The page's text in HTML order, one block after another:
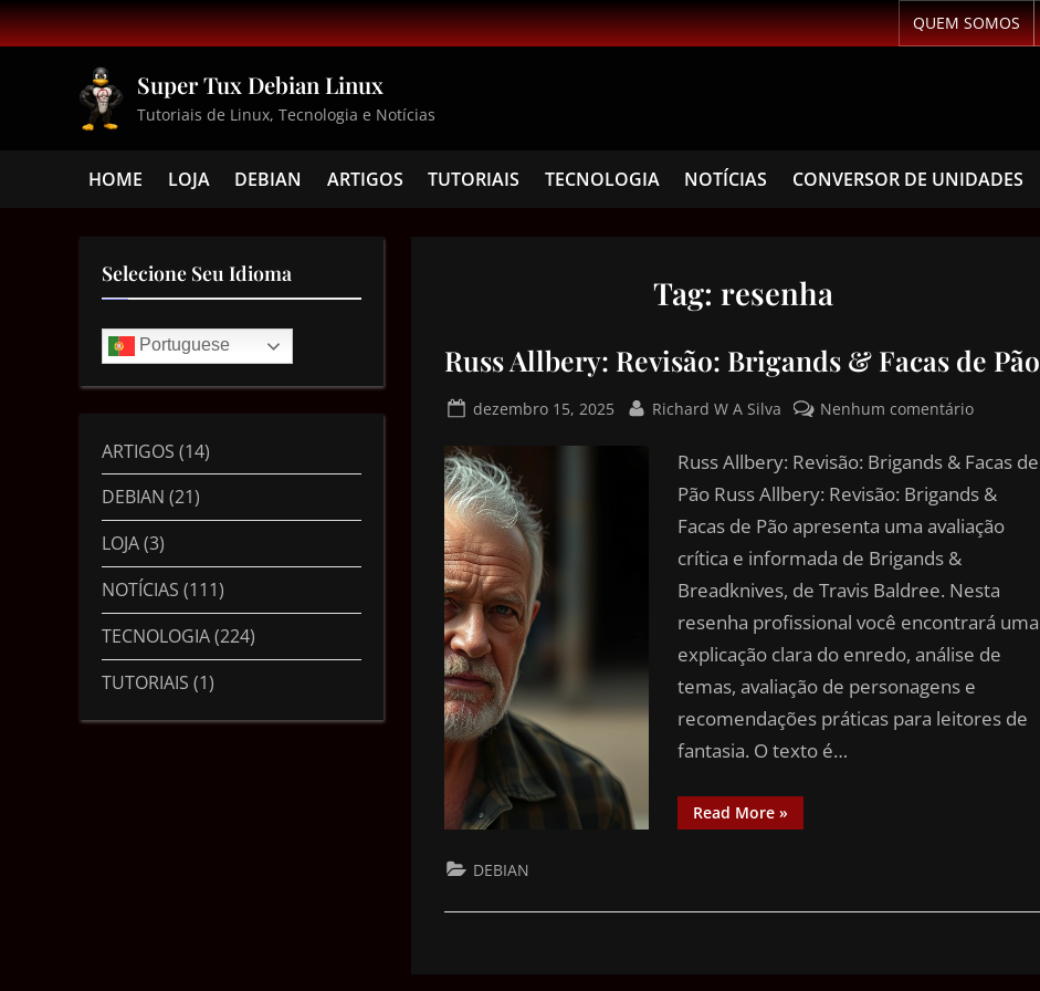
QUEM SOMOS
Super Tux Debian Linux
Tutoriais de Linux, Tecnologia e Notícias
HOME LOJA DEBIAN ARTIGOS TUTORIAIS TECNOLOGIA NOTÍCIAS CONVERSOR DE UNIDADES
Tag: resenha
Russ Allbery: Revisão: Brigands & Facas de Pão
dezembro 15, 2025 Richard W A Silva Nenhum comentário
Russ Allbery: Revisão: Brigands & Facas de
Pão Russ Allbery: Revisão: Brigands &
Facas de Pão apresenta uma avaliação
crítica e informada de Brigands &
Breadknives, de Travis Baldree. Nesta
resenha profissional você encontrará uma
explicação clara do enredo, análise de
temas, avaliação de personagens e
recomendações práticas para leitores de
fantasia. O texto é…
Read More»
DEBIAN
Selecione Seu Idioma
Portuguese
ARTIGOS (14)
DEBIAN (21)
LOJA(3)
NOTÍCIAS (111)
TECNOLOGIA(224)
TUTORIAIS (1)